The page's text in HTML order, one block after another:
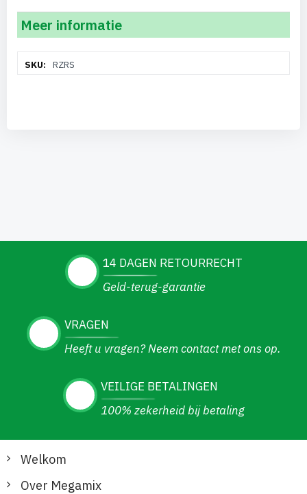
Meer informatie
informatieRZRS
14 DAGEN RETOURRECHT
Geld-terug-garantie
VRAGEN
Heeft u vragen? Neem contact met ons op.
VEILIGE BETALINGEN
100% zekerheid bij betaling
Welkom
Over Megamix